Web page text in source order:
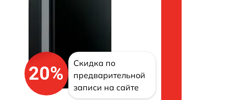
20%
Скидка по
предварительной
записи на сайте